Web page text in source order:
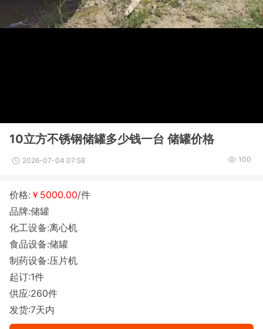
10立方不锈钢储罐多少钱一台 储罐价格
2026-07-04 07:58 100
价格: ￥5000.00/件
品牌:储罐
化工设备:离心机
食品设备:储罐
制药设备:压片机
起订:1件
供应:260件
发货:7天内